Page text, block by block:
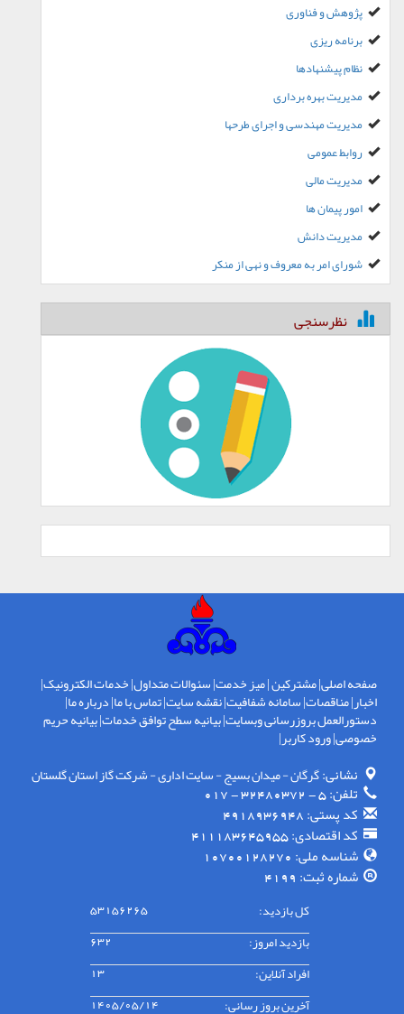
پژوهش و فناوری
برنامه ریزی
نظام پیشنهادها
مدیریت بهره برداری
مدیریت مهندسی و اجرای طرحها
روابط عمومی
مدیریت مالی
امور پیمان ها
مدیریت دانش
شورای امر به معروف و نهی از منکر
نظرسنجی
صفحه اصلی|مشترکین|میز خدمت|سئوالات متداول|خدمات الکترونیک|
اخبار|مناقصات|سامانه شفافیت|نقشه سایت|تماس با ما|درباره ما|
دستورالعمل بروزرسانی وبسایت|بیانیه سطح توافق خدمات|بیانیه حریم
خصوصی|ورود کاربر|
نشانی:گرگان - ميدان بسيج - سايت اداری - شركت گاز استان گلستان
تلفن: 5 - 32480372 - 017
کد پستی: 4918936948
کد اقتصادی: 411183645955
شناسه ملی: 10700128270
شماره ثبت: 4199
کل بازدید: 53156265
بازدید امروز: 632
افراد آنلاین: 13
آخرین بروز رسانی: 1405/05/14